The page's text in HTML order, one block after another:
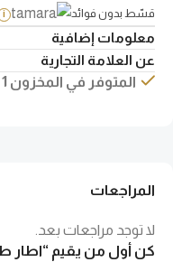
قسّط بدون فوائد i
معلومات إضافية
عن العلامة التجارية
المتوفر في المخزون 1 فقط
المراجعات
لا توجد مراجعات بعد.